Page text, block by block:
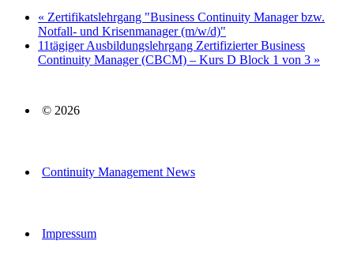
« Zertifikatslehrgang "Business Continuity Manager bzw.
Notfall- und Krisenmanager (m/w/d)"
11tägiger Ausbildungslehrgang Zertifizierter Business
Continuity Manager (CBCM) – Kurs D Block 1 von 3 »
© 2026
Continuity Management News
Impressum